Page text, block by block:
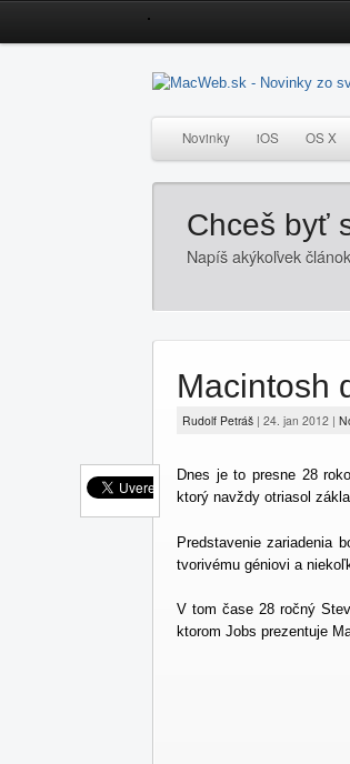
Novinky iOS OS X
Chceš byť
Napíš akýkoľvek
Macintosh
Rudolf Petráš | 24. jan 2012 |
Dnes je to presne 28
ktorý navždy otriasol
Predstavenie zariadenia
tvorivému géniovi a
V tom čase 28 ročný
ktorom Jobs prezentuje